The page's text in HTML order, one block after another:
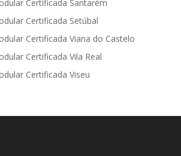
Certificada Santarém
Certificada Setúbal
Certificada Viana do Castelo
Certificada Vila Real
Certificada Viseu